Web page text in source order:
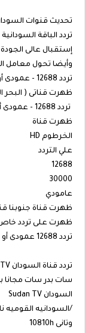
تحديث قنوات
إستقبال عالى الجودة HD
وأيضا تحول معامل الترميز من
تردد 12688 - عمودى أو V - معامل ترميز 30000
ظهرت قناتى ( البحر
تردد 12688 - عمودى أو V - معامل ترميز 30000
ظهرت قناة
الخرطوم HD
علي التردد
12688
30000
عامودي
ظهرت قناة جنوبنا
ظهرت على تردد
تردد 12688 عمودى أو رأسى أو v معامل ترميز 27500
سات بدر سات مجانا
السودان Sudan TV
وتانى 10810h